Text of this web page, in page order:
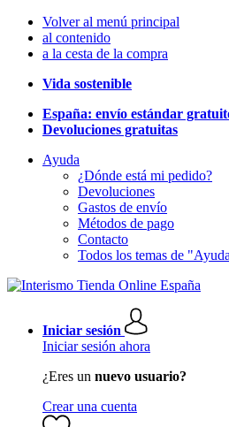
Volver al menú principal
al contenido
a la cesta de la compra
Vida sostenible
España: envío estándar
Devoluciones gratuitas
Ayuda
¿Dónde está mi pedido?
Devoluciones
Gastos de envío
Métodos de pago
Contacto
Todos los temas de
Iniciar sesión
Iniciar sesión ahora
¿Eres un nuevo usuario?
Crear una cuenta